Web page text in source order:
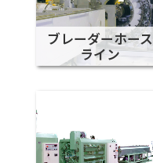
ブレーダーホース
ライン